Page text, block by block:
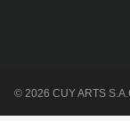
© 2026 CUY ARTS